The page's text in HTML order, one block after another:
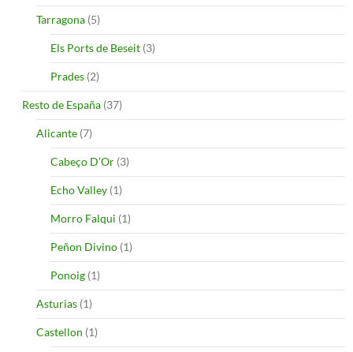
Tarragona (5)
Els Ports de Beseit (3)
Prades (2)
Resto de España (37)
Alicante (7)
Cabeço D’Or (3)
Echo Valley (1)
Morro Falqui (1)
Peñon Divino (1)
Ponoig (1)
Asturias (1)
Castellon (1)